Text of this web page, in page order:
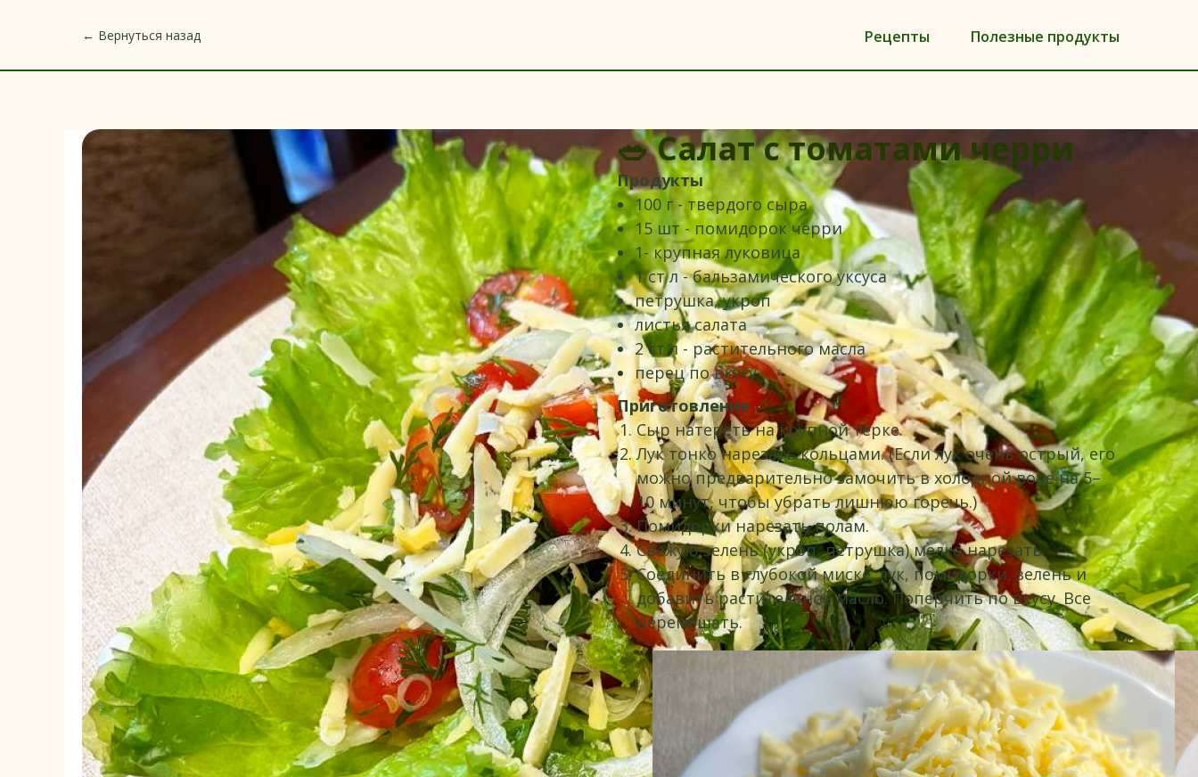
Рецепты Полезные продукты
← Вернуться назад
🥗 Салат с томатами черри
Продукты
100 г - твердого сыра
15 шт - помидорок черри
1- крупная луковица
1 ст л - бальзамического уксуса
петрушка, укроп
листья салата
2 ст л - растительного масла
перец по вкусу
Приготовление
Сыр натереть на крупной тёрке.
Лук тонко нарезать кольцами. (Если лук очень острый, его
можно предварительно замочить в холодной воде на 5–
10 минут, чтобы убрать лишнюю горечь.)
Помидорки нарезать полам.
Свежую зелень (укроп, петрушка) мелко нарезать.
Соединить в глубокой миске: лук, помидорки, зелень и
добавить растительное масло. Поперчить по вкусу. Все
перемешать.